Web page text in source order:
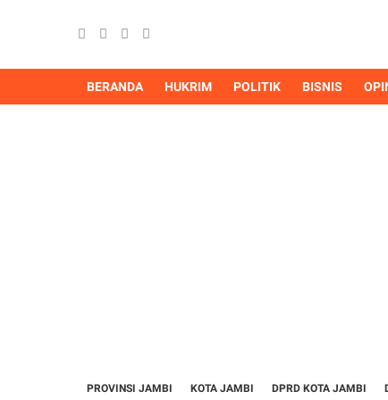
BERANDA HUKRIM POLITIK BISNIS
PROVINSI JAMBI KOTA JAMBI DPRD KOTA JAMBI